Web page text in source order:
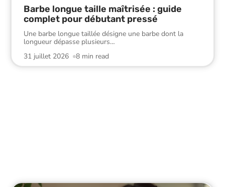
Barbe longue taille maîtrisée : guide
complet pour débutant pressé
Une barbe longue taillée désigne une barbe dont la
longueur dépasse plusieurs…
8 min read
31 juillet 2026